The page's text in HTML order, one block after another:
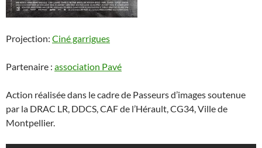
Projection: Ciné garrigues
Partenaire : association Pavé
Action réalisée dans le cadre de Passeurs d’images soutenue
par la DRAC LR, DDCS, CAF de l’Hérault, CG34, Ville de
Montpellier.